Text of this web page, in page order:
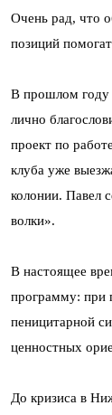
Очень рад, что
позиций
В прошлом году
лично
проект по
клуба уже
колонии. Павел
волки».
В настоящее
программу: при
пеницитарной
ценностных
До кризиса в